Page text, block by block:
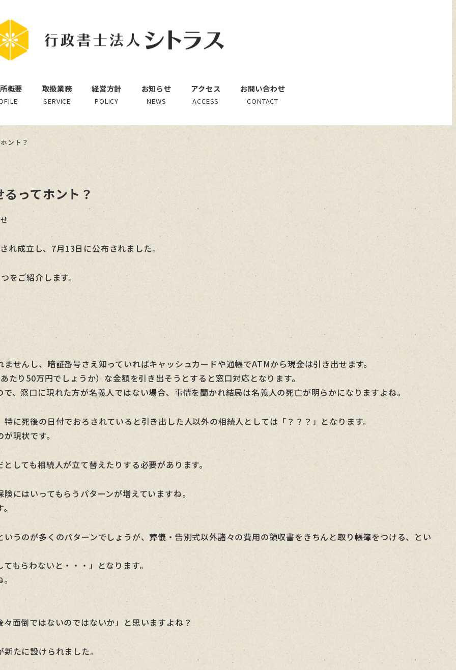
概要 取扱業務
SERVICE
経営方針
POLICY
お知らせ
NEWS
アクセス
ACCESS
お問い合わせ
CONTACT
ント？
ってホント？
成立し、7月13日に公布されました。
をご紹介します。
せんし、暗証番号さえ知っていればキャッシュカードや通帳でATMから現金は引き出せます。
り50万円でしょうか）な金額を引き出そうとすると窓口対応となります。
、窓口に現れた方が名義人ではない場合、事情を聞かれ結局は名義人の死亡が明らかになりますよね。
に死後の日付でおろされていると引き出した人以外の相続人としては「？？？」となります。
現状です。
しても相続人が立て替えたりする必要があります。
にはいってもらうパターンが増えていますね。
。
うのが多くのパターンでしょうが、葬儀・告別式以外諸々の費用の領収書をきちんと取り帳簿をつける、とい
もらわないと・・・」となります。
面倒ではないのではないか」と思いますよね？
たに設けられました。